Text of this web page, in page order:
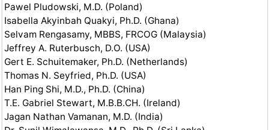
Pawel Pludowski, M.D. (Poland)
Isabella Akyinbah Quakyi, Ph.D. (Ghana)
Selvam Rengasamy, MBBS, FRCOG (Malaysia)
Jeffrey A. Ruterbusch, D.O. (USA)
Gert E. Schuitemaker, Ph.D. (Netherlands)
Thomas N. Seyfried, Ph.D. (USA)
Han Ping Shi, M.D., Ph.D. (China)
T.E. Gabriel Stewart, M.B.B.CH. (Ireland)
Jagan Nathan Vamanan, M.D. (India)